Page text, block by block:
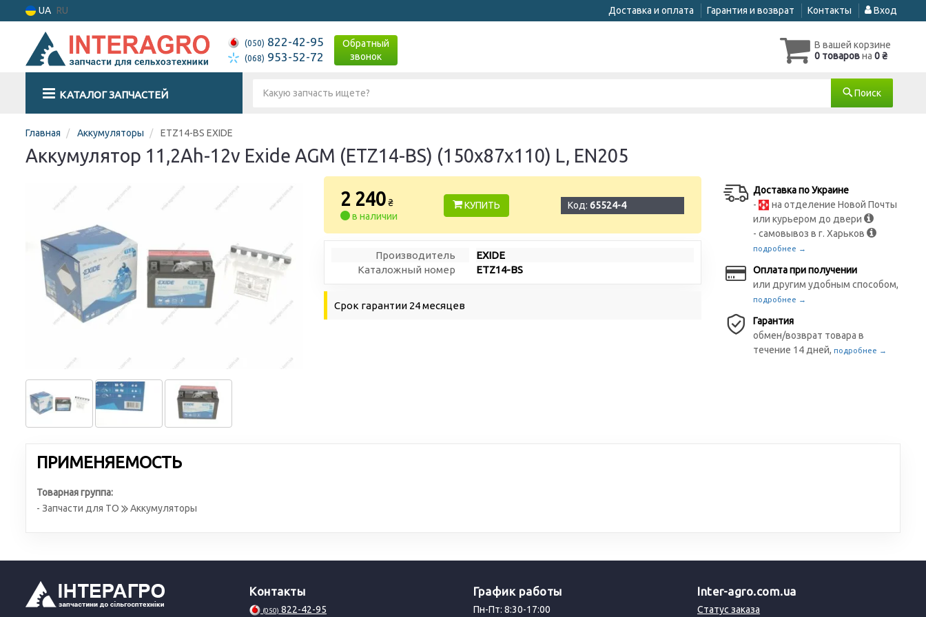
UA RU Доставка и оплата Гарантия и возврат Контакты Вход
(050) 822-42-95
(068) 953-52-72
Обратный
звонок
В вашей корзине
0 товаровна 0 ₴
КАТАЛОГ ЗАПЧАСТЕЙ Поиск
Главная Аккумуляторы ETZ14-BS EXIDE
Аккумулятор 11,2Ah-12v Exide AGM (ETZ14-BS) (150х87х110) L, EN205
2 240 ₴
в наличии
КУПИТЬ Код:65524-4
Производитель
EXIDE
Каталожный номер
ETZ14-BS
Срок гарантии 24 месяцев
Доставка по Украине
-
на отделение Новой Почты
или курьером до двери
- самовывоз в г. Харьков
подробнее →
Оплата при получении
или другим удобным способом,
подробнее →
Гарантия
обмен/возврат товара в
течение 14 дней,подробнее →
ПРИМЕНЯЕМОСТЬ
Товарная группа:
- Запчасти для ТО
Аккумуляторы
Контакты
(050) 822-42-95
График работы
Пн-Пт: 8:30-17:00
Inter-agro.com.ua
Статус заказа